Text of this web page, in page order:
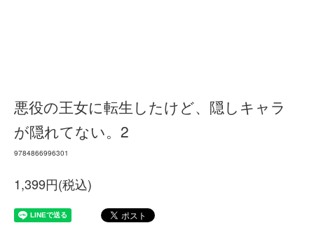
悪役の王女に転生したけど、隠しキャラ
が隠れてない。2
9784866996301
1,399円(税込)